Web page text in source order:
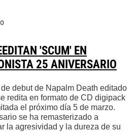
'SCUM' EN
25 ANIVERSARIO
de debut de Napalm Death editado
redita en formato de CD digipack
el próximo día 5 de marzo.
se ha remasterizado a
la agresividad y la dureza de su